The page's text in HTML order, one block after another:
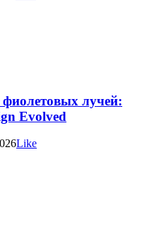
лучей:
Evolved
Like